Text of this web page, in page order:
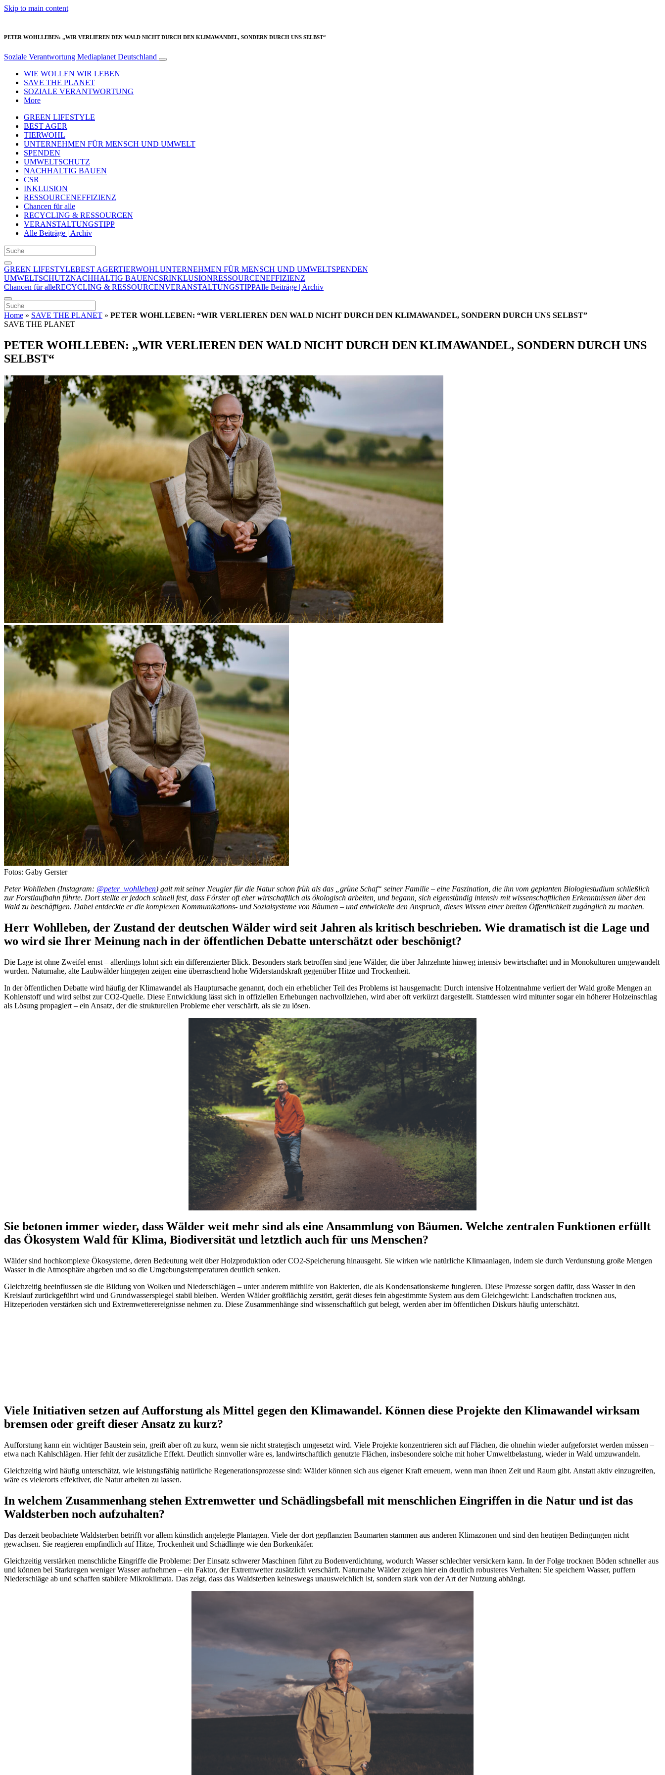
Skip to main content
PETER WOHLLEBEN: „WIR VERLIEREN DEN WALD NICHT DURCH DEN KLIMAWANDEL, SONDERN DURCH UNS SELBST“
Soziale Verantwortung Mediaplanet Deutschland
WIE WOLLEN WIR LEBEN
SAVE THE PLANET
SOZIALE VERANTWORTUNG
More
GREEN LIFESTYLE
BEST AGER
TIERWOHL
UNTERNEHMEN FÜR MENSCH UND UMWELT
SPENDEN
UMWELTSCHUTZ
NACHHALTIG BAUEN
CSR
INKLUSION
RESSOURCENEFFIZIENZ
Chancen für alle
RECYCLING & RESSOURCEN
VERANSTALTUNGSTIPP
Alle Beiträge | Archiv
GREEN LIFESTYLEBEST AGERTIERWOHLUNTERNEHMEN FÜR MENSCH UND UMWELTSPENDEN
UMWELTSCHUTZNACHHALTIG BAUENCSRINKLUSIONRESSOURCENEFFIZIENZ
Chancen für alleRECYCLING & RESSOURCENVERANSTALTUNGSTIPPAlle Beiträge | Archiv
Home » SAVE THE PLANET » PETER WOHLLEBEN: “WIR VERLIEREN DEN WALD NICHT DURCH DEN KLIMAWANDEL, SONDERN DURCH UNS SELBST”
SAVE THE PLANET
PETER WOHLLEBEN: „WIR VERLIEREN DEN WALD NICHT DURCH DEN KLIMAWANDEL, SONDERN DURCH UNS
SELBST“
Fotos: Gaby Gerster
Peter Wohlleben (Instagram: @peter_wohlleben) galt mit seiner Neugier für die Natur schon früh als das „grüne Schaf“ seiner Familie – eine Faszination, die ihn vom geplanten Biologiestudium schließlich
zur Forstlaufbahn führte. Dort stellte er jedoch schnell fest, dass Förster oft eher wirtschaftlich als ökologisch arbeiten, und begann, sich eigenständig intensiv mit wissenschaftlichen Erkenntnissen über den
Wald zu beschäftigen. Dabei entdeckte er die komplexen Kommunikations- und Sozialsysteme von Bäumen – und entwickelte den Anspruch, dieses Wissen einer breiten Öffentlichkeit zugänglich zu machen.
Herr Wohlleben, der Zustand der deutschen Wälder wird seit Jahren als kritisch beschrieben. Wie dramatisch ist die Lage und
wo wird sie Ihrer Meinung nach in der öffentlichen Debatte unterschätzt oder beschönigt?
Die Lage ist ohne Zweifel ernst – allerdings lohnt sich ein differenzierter Blick. Besonders stark betroffen sind jene Wälder, die über Jahrzehnte hinweg intensiv bewirtschaftet und in Monokulturen umgewandelt
wurden. Naturnahe, alte Laubwälder hingegen zeigen eine überraschend hohe Widerstandskraft gegenüber Hitze und Trockenheit.
In der öffentlichen Debatte wird häufig der Klimawandel als Hauptursache genannt, doch ein erheblicher Teil des Problems ist hausgemacht: Durch intensive Holzentnahme verliert der Wald große Mengen an
Kohlenstoff und wird selbst zur CO2-Quelle. Diese Entwicklung lässt sich in offiziellen Erhebungen nachvollziehen, wird aber oft verkürzt dargestellt. Stattdessen wird mitunter sogar ein höherer Holzeinschlag
als Lösung propagiert – ein Ansatz, der die strukturellen Probleme eher verschärft, als sie zu lösen.
Sie betonen immer wieder, dass Wälder weit mehr sind als eine Ansammlung von Bäumen. Welche zentralen Funktionen erfüllt
das Ökosystem Wald für Klima, Biodiversität und letztlich auch für uns Menschen?
Wälder sind hochkomplexe Ökosysteme, deren Bedeutung weit über Holzproduktion oder CO2-Speicherung hinausgeht. Sie wirken wie natürliche Klimaanlagen, indem sie durch Verdunstung große Mengen
Wasser in die Atmosphäre abgeben und so die Umgebungstemperaturen deutlich senken.
Gleichzeitig beeinflussen sie die Bildung von Wolken und Niederschlägen – unter anderem mithilfe von Bakterien, die als Kondensationskerne fungieren. Diese Prozesse sorgen dafür, dass Wasser in den
Kreislauf zurückgeführt wird und Grundwasserspiegel stabil bleiben. Werden Wälder großflächig zerstört, gerät dieses fein abgestimmte System aus dem Gleichgewicht: Landschaften trocknen aus,
Hitzeperioden verstärken sich und Extremwetterereignisse nehmen zu. Diese Zusammenhänge sind wissenschaftlich gut belegt, werden aber im öffentlichen Diskurs häufig unterschätzt.
Viele Initiativen setzen auf Aufforstung als Mittel gegen den Klimawandel. Können diese Projekte den Klimawandel wirksam
bremsen oder greift dieser Ansatz zu kurz?
Aufforstung kann ein wichtiger Baustein sein, greift aber oft zu kurz, wenn sie nicht strategisch umgesetzt wird. Viele Projekte konzentrieren sich auf Flächen, die ohnehin wieder aufgeforstet werden müssen –
etwa nach Kahlschlägen. Hier fehlt der zusätzliche Effekt. Deutlich sinnvoller wäre es, landwirtschaftlich genutzte Flächen, insbesondere solche mit hoher Umweltbelastung, wieder in Wald umzuwandeln.
Gleichzeitig wird häufig unterschätzt, wie leistungsfähig natürliche Regenerationsprozesse sind: Wälder können sich aus eigener Kraft erneuern, wenn man ihnen Zeit und Raum gibt. Anstatt aktiv einzugreifen,
wäre es vielerorts effektiver, die Natur arbeiten zu lassen.
In welchem Zusammenhang stehen Extremwetter und Schädlingsbefall mit menschlichen Eingriffen in die Natur und ist das
Waldsterben noch aufzuhalten?
Das derzeit beobachtete Waldsterben betrifft vor allem künstlich angelegte Plantagen. Viele der dort gepflanzten Baumarten stammen aus anderen Klimazonen und sind den heutigen Bedingungen nicht
gewachsen. Sie reagieren empfindlich auf Hitze, Trockenheit und Schädlinge wie den Borkenkäfer.
Gleichzeitig verstärken menschliche Eingriffe die Probleme: Der Einsatz schwerer Maschinen führt zu Bodenverdichtung, wodurch Wasser schlechter versickern kann. In der Folge trocknen Böden schneller aus
und können bei Starkregen weniger Wasser aufnehmen – ein Faktor, der Extremwetter zusätzlich verschärft. Naturnahe Wälder zeigen hier ein deutlich robusteres Verhalten: Sie speichern Wasser, puffern
Niederschläge ab und schaffen stabilere Mikroklimata. Das zeigt, dass das Waldsterben keineswegs unausweichlich ist, sondern stark von der Art der Nutzung abhängt.